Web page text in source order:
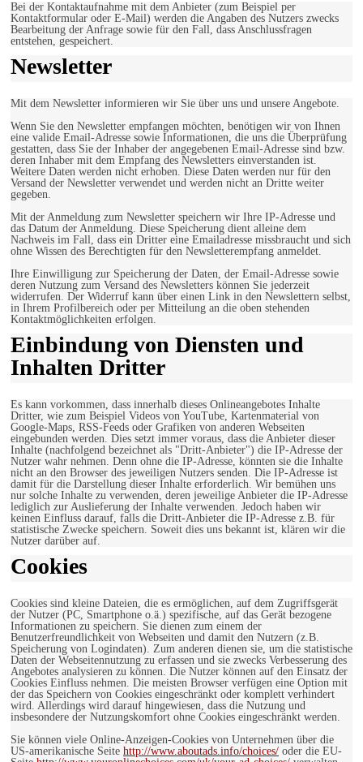
Bei der Kontaktaufnahme mit dem Anbieter (zum Beispiel per
Kontaktformular oder E-Mail) werden die Angaben des Nutzers zwecks
Bearbeitung der Anfrage sowie für den Fall, dass Anschlussfragen
entstehen, gespeichert.
Newsletter
Mit dem Newsletter informieren wir Sie über uns und unsere Angebote.
Wenn Sie den Newsletter empfangen möchten, benötigen wir von Ihnen
eine valide Email-Adresse sowie Informationen, die uns die Überprüfung
gestatten, dass Sie der Inhaber der angegebenen Email-Adresse sind bzw.
deren Inhaber mit dem Empfang des Newsletters einverstanden ist.
Weitere Daten werden nicht erhoben. Diese Daten werden nur für den
Versand der Newsletter verwendet und werden nicht an Dritte weiter
gegeben.
Mit der Anmeldung zum Newsletter speichern wir Ihre IP-Adresse und
das Datum der Anmeldung. Diese Speicherung dient alleine dem
Nachweis im Fall, dass ein Dritter eine Emailadresse missbraucht und sich
ohne Wissen des Berechtigten für den Newsletterempfang anmeldet.
Ihre Einwilligung zur Speicherung der Daten, der Email-Adresse sowie
deren Nutzung zum Versand des Newsletters können Sie jederzeit
widerrufen. Der Widerruf kann über einen Link in den Newslettern selbst,
in Ihrem Profilbereich oder per Mitteilung an die oben stehenden
Kontaktmöglichkeiten erfolgen.
Einbindung von Diensten und
Inhalten Dritter
Es kann vorkommen, dass innerhalb dieses Onlineangebotes Inhalte
Dritter, wie zum Beispiel Videos von YouTube, Kartenmaterial von
Google-Maps, RSS-Feeds oder Grafiken von anderen Webseiten
eingebunden werden. Dies setzt immer voraus, dass die Anbieter dieser
Inhalte (nachfolgend bezeichnet als "Dritt-Anbieter") die IP-Adresse der
Nutzer wahr nehmen. Denn ohne die IP-Adresse, könnten sie die Inhalte
nicht an den Browser des jeweiligen Nutzers senden. Die IP-Adresse ist
damit für die Darstellung dieser Inhalte erforderlich. Wir bemühen uns
nur solche Inhalte zu verwenden, deren jeweilige Anbieter die IP-Adresse
lediglich zur Auslieferung der Inhalte verwenden. Jedoch haben wir
keinen Einfluss darauf, falls die Dritt-Anbieter die IP-Adresse z.B. für
statistische Zwecke speichern. Soweit dies uns bekannt ist, klären wir die
Nutzer darüber auf.
Cookies
Cookies sind kleine Dateien, die es ermöglichen, auf dem Zugriffsgerät
der Nutzer (PC, Smartphone o.ä.) spezifische, auf das Gerät bezogene
Informationen zu speichern. Sie dienen zum einem der
Benutzerfreundlichkeit von Webseiten und damit den Nutzern (z.B.
Speicherung von Logindaten). Zum anderen dienen sie, um die statistische
Daten der Webseitennutzung zu erfassen und sie zwecks Verbesserung des
Angebotes analysieren zu können. Die Nutzer können auf den Einsatz der
Cookies Einfluss nehmen. Die meisten Browser verfügen eine Option mit
der das Speichern von Cookies eingeschränkt oder komplett verhindert
wird. Allerdings wird darauf hingewiesen, dass die Nutzung und
insbesondere der Nutzungskomfort ohne Cookies eingeschränkt werden.
Sie können viele Online-Anzeigen-Cookies von Unternehmen über die
US-amerikanische Seite http://www.aboutads.info/choices/ oder die EU-